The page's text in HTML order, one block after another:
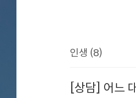
인생 (8)
[상담] 어느